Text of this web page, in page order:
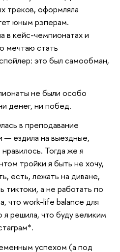
треков, оформляла
юным рэперам.
в кейс-чемпионатах и
мечтаю стать
это был самообман,
не были особо
денег, ни побед.
в преподавание
ездила на выездные,
Тогда же я
тройки я быть не хочу,
есть, лежать на диване,
тиктоки, а не работать по
что work-life balance для
решила, что буду великим
успехом (а под